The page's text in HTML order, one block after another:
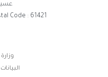
Code : 61421